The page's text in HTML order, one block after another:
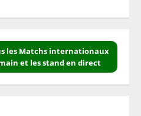
les Matchs internationaux
et les stand en direct